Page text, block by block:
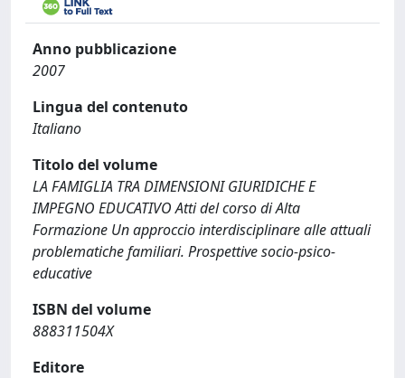
Anno pubblicazione
2007
Lingua del contenuto
Italiano
Titolo del volume
LA FAMIGLIA TRA DIMENSIONI GIURIDICHE E
IMPEGNO EDUCATIVO Atti del corso di Alta
Formazione Un approccio interdisciplinare alle attuali
problematiche familiari. Prospettive socio-psico-
educative
ISBN del volume
888311504X
Editore